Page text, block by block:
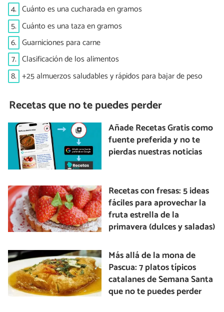
4. Cuánto es una cucharada en gramos
5. Cuánto es una taza en gramos
6. Guarniciones para carne
7. Clasificación de los alimentos
8. +25 almuerzos saludables y rápidos para bajar de peso
Recetas que no te puedes perder
Añade Recetas Gratis como
fuente preferida y no te
pierdas nuestras noticias
Recetas con fresas: 5 ideas
fáciles para aprovechar la
fruta estrella de la
primavera (dulces y saladas)
Más allá de la mona de
Pascua: 7 platos típicos
catalanes de Semana Santa
que no te puedes perder